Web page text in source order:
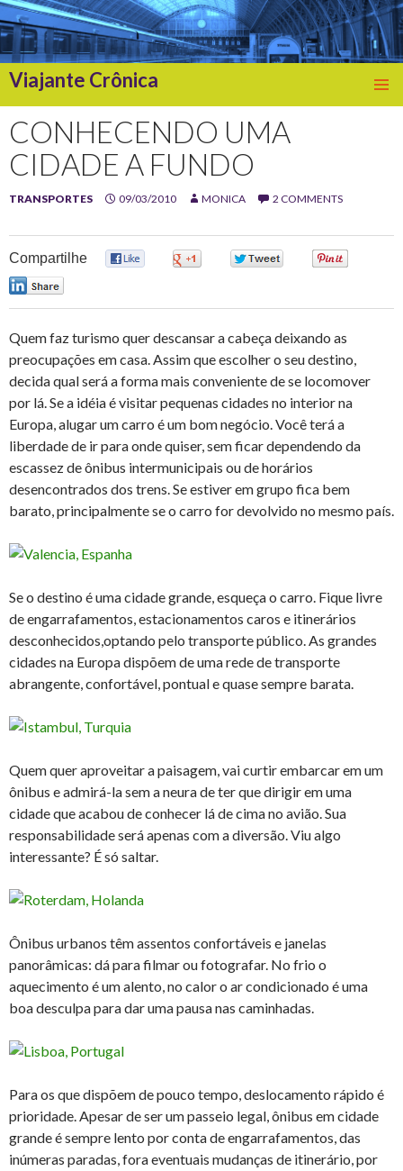
Viajante Crônica
TO
CONTENT
CONHECENDO UMA
CIDADE A FUNDO
TRANSPORTES 09/03/2010 MONICA 2 COMMENTS
Compartilhe
Quem faz turismo quer descansar a cabeça deixando as
preocupações em casa. Assim que escolher o seu destino,
decida qual será a forma mais conveniente de se locomover
por lá. Se a idéia é visitar pequenas cidades no interior na
Europa, alugar um carro é um bom negócio. Você terá a
liberdade de ir para onde quiser, sem ficar dependendo da
escassez de ônibus intermunicipais ou de horários
desencontrados dos trens. Se estiver em grupo fica bem
barato, principalmente se o carro for devolvido no mesmo país.
Se o destino é uma cidade grande, esqueça o carro. Fique livre
de engarrafamentos, estacionamentos caros e itinerários
desconhecidos,optando pelo transporte público. As grandes
cidades na Europa dispõem de uma rede de transporte
abrangente, confortável, pontual e quase sempre barata.
Quem quer aproveitar a paisagem, vai curtir embarcar em um
ônibus e admirá-la sem a neura de ter que dirigir em uma
cidade que acabou de conhecer lá de cima no avião. Sua
responsabilidade será apenas com a diversão. Viu algo
interessante? É só saltar.
Ônibus urbanos têm assentos confortáveis e janelas
panorâmicas: dá para filmar ou fotografar. No frio o
aquecimento é um alento, no calor o ar condicionado é uma
boa desculpa para dar uma pausa nas caminhadas.
Para os que dispõem de pouco tempo, deslocamento rápido é
prioridade. Apesar de ser um passeio legal, ônibus em cidade
grande é sempre lento por conta de engarrafamentos, das
inúmeras paradas, fora eventuais mudanças de itinerário, por